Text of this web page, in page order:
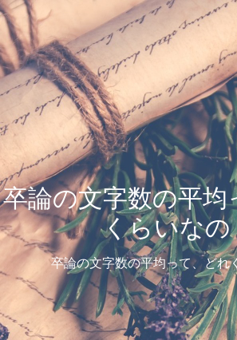
卒論の文字数の平
くらいな
卒論の文字数の平均って、どれ